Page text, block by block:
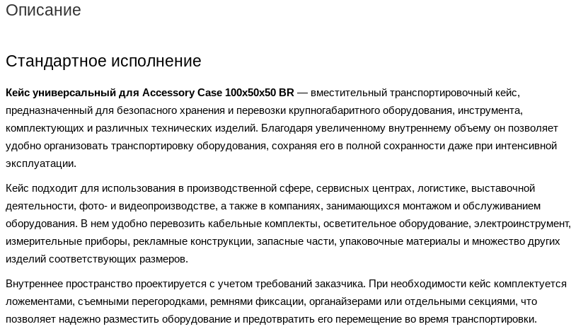
Описание
Стандартное исполнение
Кейс универсальный для Accessory Case 100x50x50 BR — вместительный транспортировочный кейс,
предназначенный для безопасного хранения и перевозки крупногабаритного оборудования, инструмента,
комплектующих и различных технических изделий. Благодаря увеличенному внутреннему объему он позволяет
удобно организовать транспортировку оборудования, сохраняя его в полной сохранности даже при интенсивной
эксплуатации.
Кейс подходит для использования в производственной сфере, сервисных центрах, логистике, выставочной
деятельности, фото- и видеопроизводстве, а также в компаниях, занимающихся монтажом и обслуживанием
оборудования. В нем удобно перевозить кабельные комплекты, осветительное оборудование, электроинструмент,
измерительные приборы, рекламные конструкции, запасные части, упаковочные материалы и множество других
изделий соответствующих размеров.
Внутреннее пространство проектируется с учетом требований заказчика. При необходимости кейс комплектуется
ложементами, съемными перегородками, ремнями фиксации, органайзерами или отдельными секциями, что
позволяет надежно разместить оборудование и предотвратить его перемещение во время транспортировки.